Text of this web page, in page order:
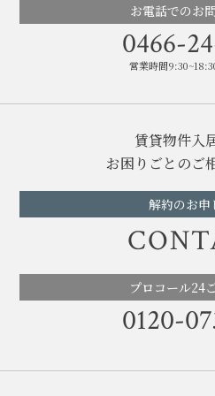
お電話でのお
0466-
営業時間
賃貸物件入
お困りごとのご
解約のお申
プロコール24
0120-